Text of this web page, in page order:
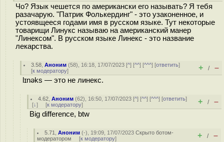
Чо? Язык чешется по американски его называть? Я тебя
разачарую. "Патрик Фолькердинг" - это узаконенное, и
устоявщееся годами имя в русском языке. Тут некоторые
товарищи Линукс называю на американский манер
"Линексом". В русском языке Линекс - это название
лекарства.
3.58 ,Аноним (58), 16:18, 17/07/2023 [^] [^^] [^^^] [ответить]
[к модератору] + / –
lɪnəks — это не линекс.
4.62 ,Аноним (62), 16:50, 17/07/2023 [^] [^^] [^^^] [ответить]
[↓] [к модератору] + / –
Big difference, btw
5.71 ,Аноним (-), 19:09, 17/07/2023Скрыто ботом-
модератором [к модератору] + / –